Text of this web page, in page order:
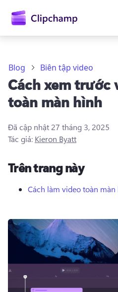
dung
chính
Dùng thử miễn phí
Blog Biên tập video
Cách xem trước
toàn màn hình
Đã cập nhật 27 tháng 3, 2025
Tác giả: Kieron Byatt
Trên trang này
Cách làm video toàn